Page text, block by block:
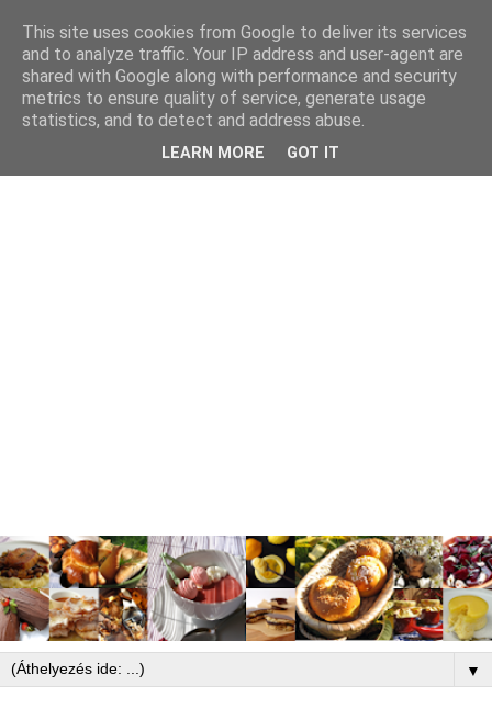
▼
This site uses cookies from Google to deliver its services
and to analyze traffic. Your IP address and user-agent are
shared with Google along with performance and security
metrics to ensure quality of service, generate usage
statistics, and to detect and address abuse.
LEARN MORE GOT IT